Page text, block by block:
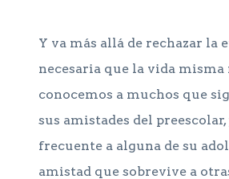
Y va más allá de rechazar la
necesaria que la vida misma
conocemos a muchos que
sus amistades del
frecuente a alguna de su
amistad que sobrevive a